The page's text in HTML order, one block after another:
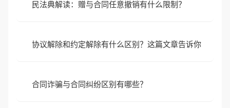
民法典解读：赠与合同任意撤销有什么限制？
协议解除和约定解除有什么区别？这篇文章告诉你
合同诈骗与合同纠纷区别有哪些？